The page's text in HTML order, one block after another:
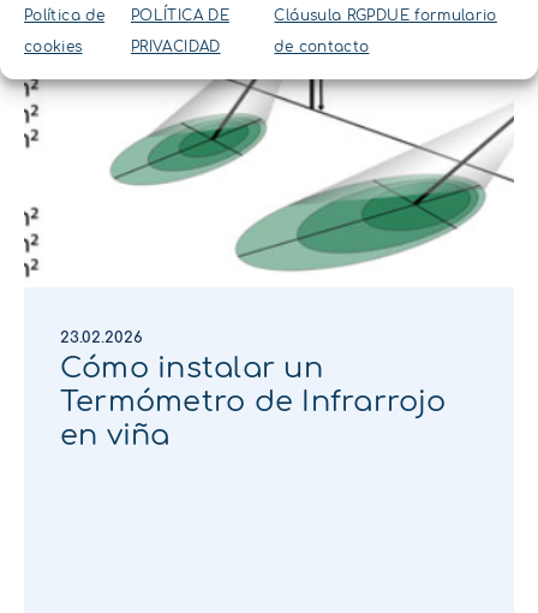
Política de
cookies
POLÍTICA DE
PRIVACIDAD
Cláusula RGPDUE formulario
de contacto
23.02.2026
Cómo instalar un
Termómetro de Infrarrojo
en viña